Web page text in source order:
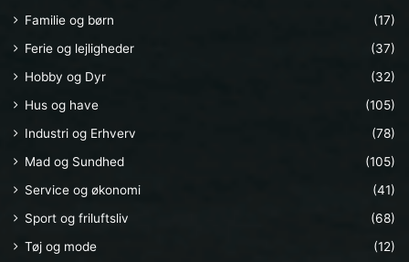
Familie og børn
(17)
Ferie og lejligheder
(37)
Hobby og Dyr
(32)
Hus og have
(105)
Industri og Erhverv
(78)
Mad og Sundhed
(105)
Service og økonomi
(41)
Sport og friluftsliv
(68)
Tøj og mode
(12)